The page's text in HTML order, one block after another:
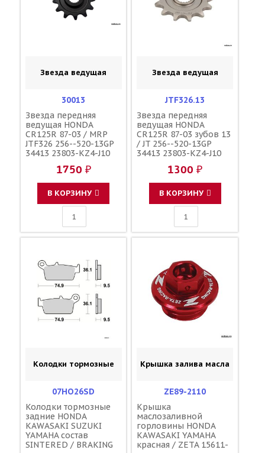
Звезда ведущая
30013
Звезда передняя
ведущая HONDA
CR125R 87-03 / MRP
JTF326 256--520-13GP
34413 23803-KZ4-J10
1750 ₽
В КОРЗИНУ
Звезда ведущая
JTF326.13
Звезда передняя
ведущая HONDA
CR125R 87-03 зубов 13
/ JT 256--520-13GP
34413 23803-KZ4-J10
1300 ₽
В КОРЗИНУ
Колодки тормозные
07HO26SD
Колодки тормозные
задние HONDA
KAWASAKI SUZUKI
YAMAHA состав
SINTERED / BRAKING
Крышка залива масла
ZE89-2110
Крышка
маслозаливной
горловины HONDA
KAWASAKI YAMAHA
красная / ZETA 15611-